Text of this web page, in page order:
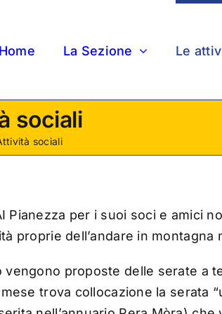
Home La Sezione Le
sociali
sociali
Pianezza per i suoi soci e amici
proprie dell’andare in
vengono proposte delle serate a
trova collocazione la serata